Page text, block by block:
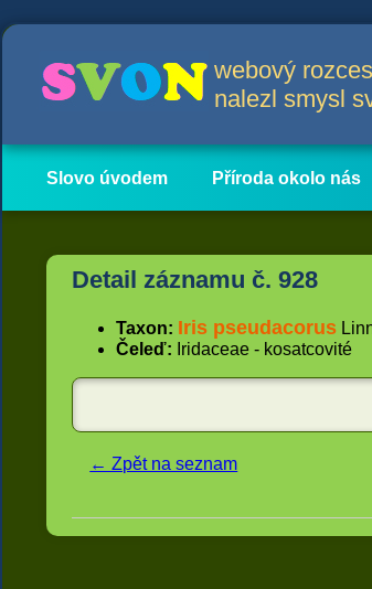
webový
nalezl smysl
Slovo úvodem Příroda okolo nás
Hlavní obsah
Články
Detail záznamu č. 928
Taxon: Iris pseudacorus
Čeleď: Iridaceae - kosatcovité
← Zpět na seznam